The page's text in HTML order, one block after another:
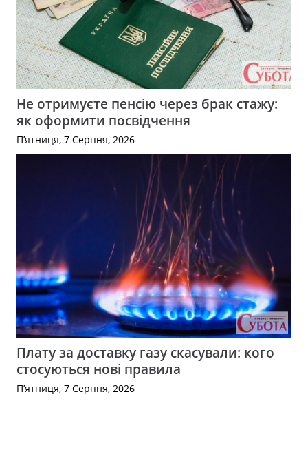
Не отримуєте пенсію через брак стажу:
як оформити посвідчення
П’ятниця, 7 Серпня, 2026
Плату за доставку газу скасували: кого
стосуються нові правила
П’ятниця, 7 Серпня, 2026